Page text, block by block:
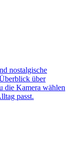
nostalgische
über
die Kamera wählen
passt.